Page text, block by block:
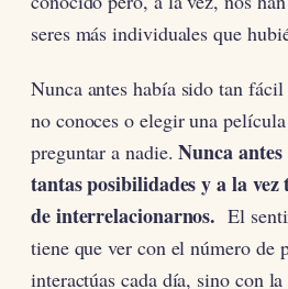
seres más individuales que
Nunca antes había sido tan
no conoces o elegir una
preguntar a nadie.Nunca
tantas posibilidades y a la vez
de interrelacionarnos. El
tiene que ver con el número de
interactúas cada día, sino con